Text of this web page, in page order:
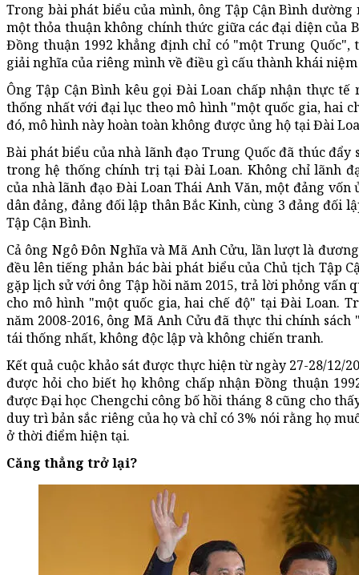
Trong bài phát biểu của mình, ông Tập Cận Bình
một thỏa thuận không chính thức giữa các đại diện của
Đồng thuận 1992 khẳng định chỉ có "một Trung
giải nghĩa của riêng mình về điều gì cấu thành khái
Ông Tập Cận Bình kêu gọi Đài Loan chấp nhận thực
thống nhất với đại lục theo mô hình "một quốc gia, hai
đó, mô hình này hoàn toàn không được ủng hộ tại Đài
Bài phát biểu của nhà lãnh đạo Trung Quốc đã thúc
trong hệ thống chính trị tại Đài Loan. Không chỉ lãnh
của nhà lãnh đạo Đài Loan Thái Anh Văn, một đảng vốn
dân đảng, đảng đối lập thân Bắc Kinh, cùng 3 đảng đối
Tập Cận Bình.
Cả ông Ngô Đôn Nghĩa và Mã Anh Cửu, lần lượt là
đều lên tiếng phản bác bài phát biểu của Chủ tịch Tập
gặp lịch sử với ông Tập hồi năm 2015, trả lời phỏng vấn
cho mô hình "một quốc gia, hai chế độ" tại Đài Loan.
năm 2008-2016, ông Mã Anh Cửu đã thực thi chính
tái thống nhất, không độc lập và không chiến tranh.
Kết quả cuộc khảo sát được thực hiện từ ngày 27-28/12/
được hỏi cho biết họ không chấp nhận Đồng thuận
được Đại học Chengchi công bố hồi tháng 8 cũng cho
duy trì bản sắc riêng của họ và chỉ có 3% nói rằng họ
ở thời điểm hiện tại.
Căng thẳng trở lại?